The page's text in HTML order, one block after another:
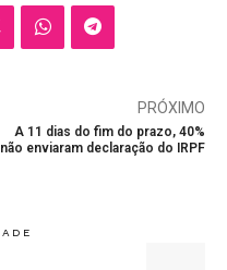
PRÓXIMO
A 11 dias do fim do prazo, 40%
não enviaram declaração do IRPF